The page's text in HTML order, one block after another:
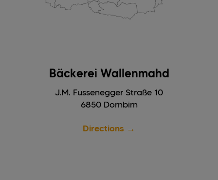
Bäckerei Wallenmahd
J.M. Fussenegger Straße 10
6850 Dornbirn
Directions →